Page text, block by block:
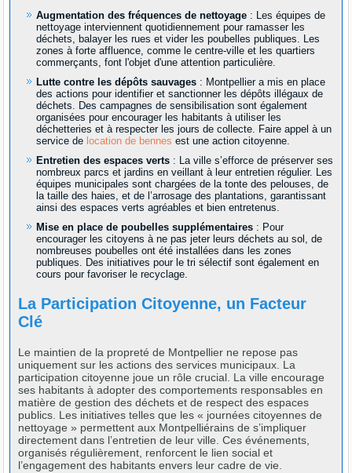
Augmentation des fréquences de nettoyage : Les équipes de
nettoyage interviennent quotidiennement pour ramasser les
déchets, balayer les rues et vider les poubelles publiques. Les
zones à forte affluence, comme le centre-ville et les quartiers
commerçants, font l'objet d'une attention particulière.
Lutte contre les dépôts sauvages : Montpellier a mis en place
des actions pour identifier et sanctionner les dépôts illégaux de
déchets. Des campagnes de sensibilisation sont également
organisées pour encourager les habitants à utiliser les
déchetteries et à respecter les jours de collecte. Faire appel à un
service de location de bennes est une action citoyenne.
Entretien des espaces verts : La ville s’efforce de préserver ses
nombreux parcs et jardins en veillant à leur entretien régulier. Les
équipes municipales sont chargées de la tonte des pelouses, de
la taille des haies, et de l’arrosage des plantations, garantissant
ainsi des espaces verts agréables et bien entretenus.
Mise en place de poubelles supplémentaires : Pour
encourager les citoyens à ne pas jeter leurs déchets au sol, de
nombreuses poubelles ont été installées dans les zones
publiques. Des initiatives pour le tri sélectif sont également en
cours pour favoriser le recyclage.
La Participation Citoyenne, un Facteur
Clé
Le maintien de la propreté de Montpellier ne repose pas
uniquement sur les actions des services municipaux. La
participation citoyenne joue un rôle crucial. La ville encourage
ses habitants à adopter des comportements responsables en
matière de gestion des déchets et de respect des espaces
publics. Les initiatives telles que les « journées citoyennes de
nettoyage » permettent aux Montpelliérains de s’impliquer
directement dans l’entretien de leur ville. Ces événements,
organisés régulièrement, renforcent le lien social et
l’engagement des habitants envers leur cadre de vie.